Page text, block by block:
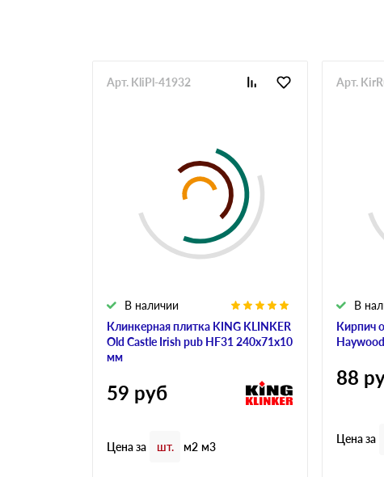
Клинкерная плитка KING KLINKER
Old Castle Irish pub HF31 240х71х10
мм
В наличии
Арт. KliPl-41932
59 руб
Цена за шт. м2 м3
Кирпич
В
Арт.
88
Цена за